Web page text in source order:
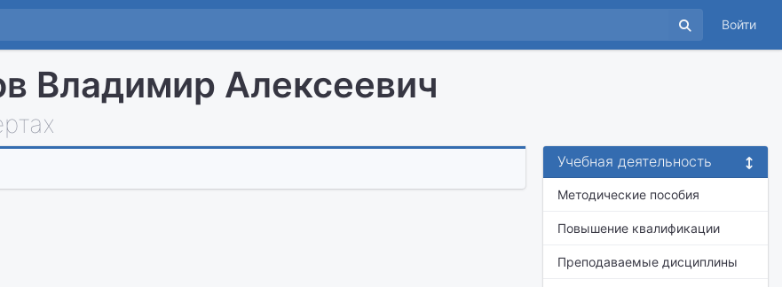
Войти
Владимир Алексеевич
Учебная деятельность
Методические пособия
Повышение квалификации
Преподаваемые дисциплины